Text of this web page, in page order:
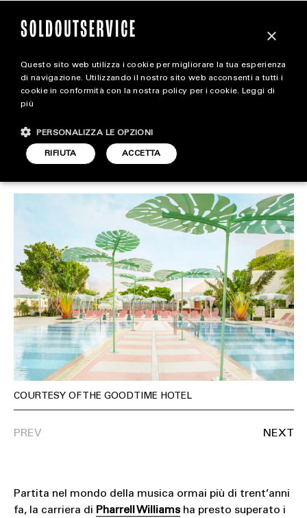
extra
ALL EXTRA
ART & DESIGN
CINEMA
FOOD & BEVERAGE
HOUSE
LIFESTYLE
MOTORS
SOUND
SPORT
TECH
TRAVEL
Dentro l’hotel di Pharrell a
Miami
TRAVEL
5 GIUGNO 2025
COURTESY OF THE GOODTIME HOTEL
Partita nel mondo della musica ormai più di trent’anni
fa, la carriera di Pharrell Williamsha presto superato i
×
Questo sito web utilizza i cookie per migliorare la tua esperienza
di navigazione. Utilizzando il nostro sito web acconsenti a tutti i
cookie in conformità con la nostra policy per i cookie. Leggi di
più
ACCETTA
RIFIUTA
PERSONALIZZA LE OPZIONI